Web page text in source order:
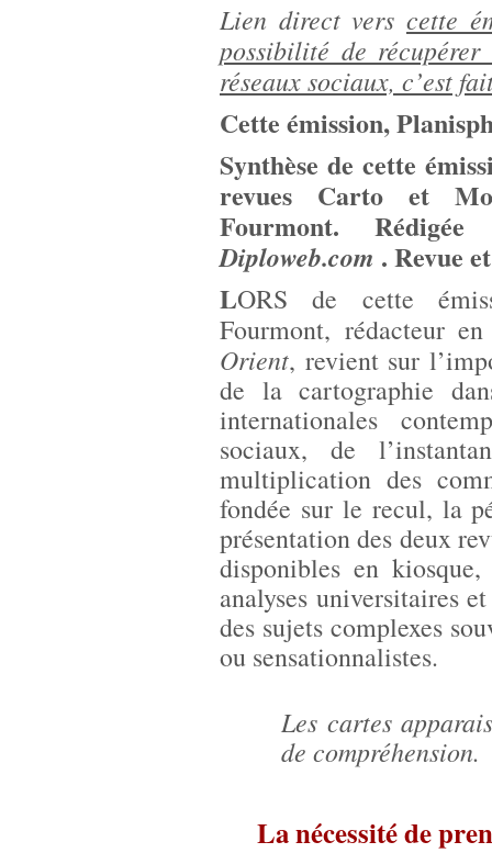
Lien direct vers cette
possibilité de
réseaux sociaux, c’est
Cette émission,
Synthèse de cette
revues Carto et
Fourmont.
Diploweb.com . Revue
LORS de cette
Fourmont, rédacteur
Orient, revient sur
de la cartographie
internationales
sociaux, de
multiplication des
fondée sur le recul, la
présentation des deux
disponibles en
analyses universitaires
des sujets complexes
ou sensationnalistes.
Les cartes
de compréhension.
La nécessité de